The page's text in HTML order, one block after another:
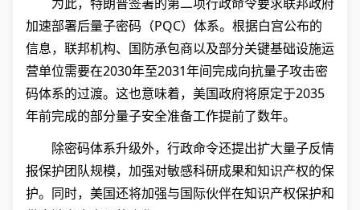
加速部署后量子密码（PQC）体系。根据白宫公布的
信息，联邦机构、国防承包商以及部分关键基础设施运
营单位需要在2030年至2031年间完成向抗量子攻击密
码体系的过渡。这也意味着，美国政府将原定于2035
年前完成的部分量子安全准备工作提前了数年。
除密码体系升级外，行政命令还提出扩大量子反情
报保护团队规模，加强对敏感科研成果和知识产权的保
护。同时，美国还将加强与国际伙伴在知识产权保护和